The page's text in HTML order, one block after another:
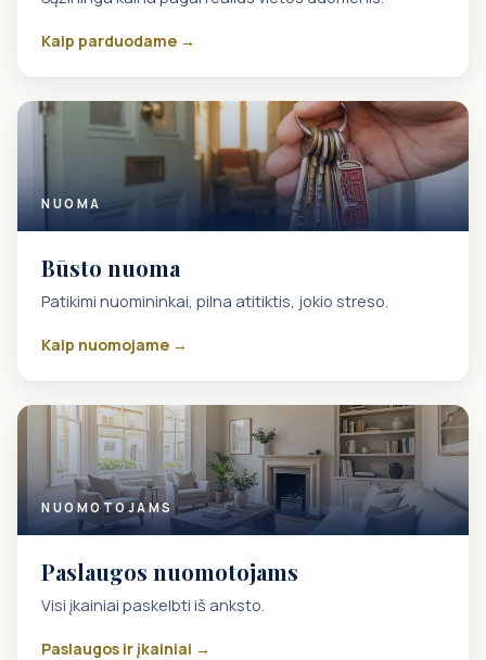
Kaip parduodame →
NUOMA
Būsto nuoma
Patikimi nuomininkai, pilna atitiktis, jokio streso.
Kaip nuomojame →
NUOMOTOJAMS
Paslaugos nuomotojams
Visi įkainiai paskelbti iš anksto.
Paslaugos ir įkainiai →